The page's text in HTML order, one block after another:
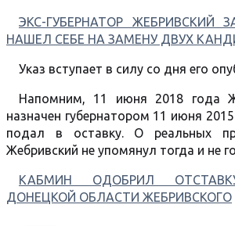
ЭКС-ГУБЕРНАТОР ЖЕБРИВСКИЙ
НАШЕЛ СЕБЕ НА ЗАМЕНУ ДВУХ
Указ вступает в силу со дня его
Напомним, 11 июня 2018 года
назначен губернатором 11 июня
подал в оставку. О реальных
Жебривский не упомянул тогда и не
КАБМИН ОДОБРИЛ
ДОНЕЦКОЙ ОБЛАСТИ ЖЕБРИВСКОГО